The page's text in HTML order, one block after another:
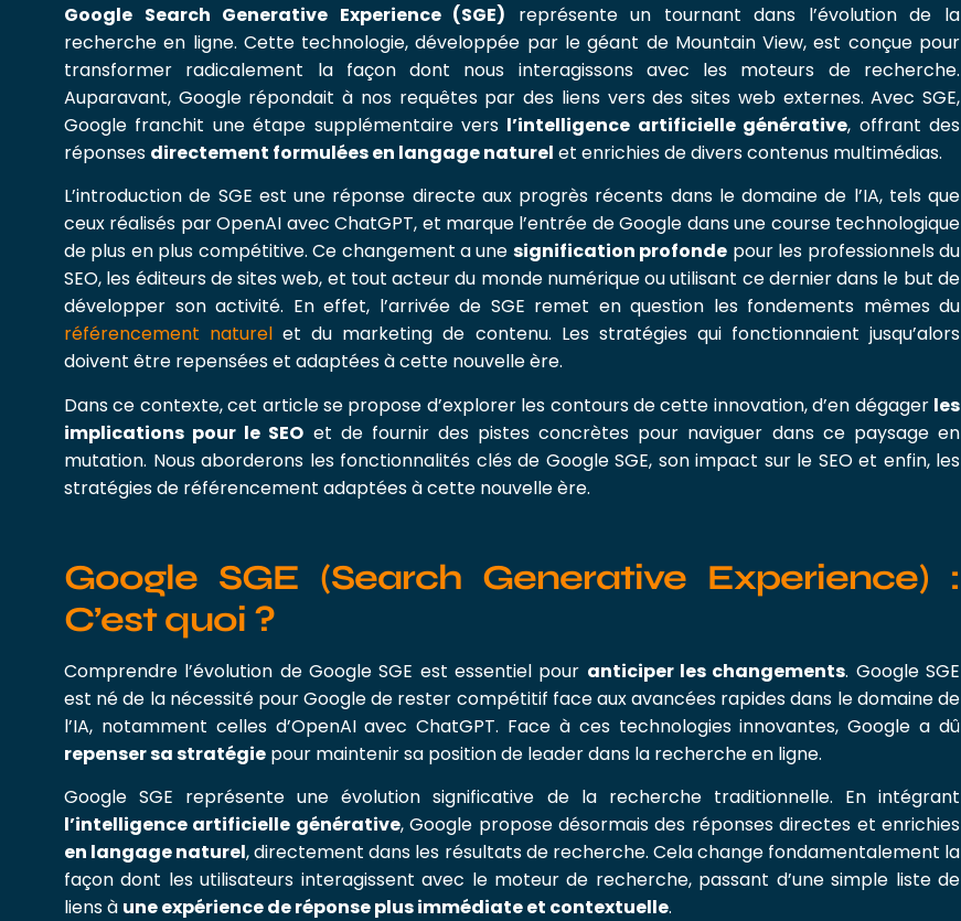
Google Search Generative Experience (SGE) représente un tournant dans l’évolution de la
recherche en ligne. Cette technologie, développée par le géant de Mountain View, est conçue pour
transformer radicalement la façon dont nous interagissons avec les moteurs de recherche.
Auparavant, Google répondait à nos requêtes par des liens vers des sites web externes. Avec SGE,
Google franchit une étape supplémentaire vers l’intelligence artificielle générative, offrant des
réponses directement formulées en langage naturel et enrichies de divers contenus multimédias.
L’introduction de SGE est une réponse directe aux progrès récents dans le domaine de l’IA, tels que
ceux réalisés par OpenAI avec ChatGPT, et marque l’entrée de Google dans une course technologique
de plus en plus compétitive. Ce changement a une signification profonde pour les professionnels du
SEO, les éditeurs de sites web, et tout acteur du monde numérique ou utilisant ce dernier dans le but de
développer son activité. En effet, l’arrivée de SGE remet en question les fondements mêmes du
référencement naturel et du marketing de contenu. Les stratégies qui fonctionnaient jusqu’alors
doivent être repensées et adaptées à cette nouvelle ère.
Dans ce contexte, cet article se propose d’explorer les contours de cette innovation, d’en dégager les
implications pour le SEO et de fournir des pistes concrètes pour naviguer dans ce paysage en
mutation. Nous aborderons les fonctionnalités clés de Google SGE, son impact sur le SEO et enfin, les
stratégies de référencement adaptées à cette nouvelle ère.
Google SGE (Search Generative Experience) :
C’est quoi ?
Comprendre l’évolution de Google SGE est essentiel pour anticiper les changements. Google SGE
est né de la nécessité pour Google de rester compétitif face aux avancées rapides dans le domaine de
l’IA, notamment celles d’OpenAI avec ChatGPT. Face à ces technologies innovantes, Google a dû
repenser sa stratégie pour maintenir sa position de leader dans la recherche en ligne.
Google SGE représente une évolution significative de la recherche traditionnelle. En intégrant
l’intelligence artificielle générative, Google propose désormais des réponses directes et enrichies
en langage naturel, directement dans les résultats de recherche. Cela change fondamentalement la
façon dont les utilisateurs interagissent avec le moteur de recherche, passant d’une simple liste de
liens à une expérience de réponse plus immédiate et contextuelle.